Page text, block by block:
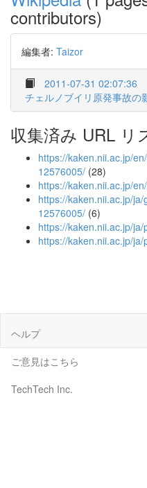
contributors)
編集者: Taizor
2011-07-31 02:07:36
チェルノブイリ原発事故の
収集済み URL リ
https://kaken.nii.ac.jp/
12576005/ (28)
https://kaken.nii.ac.jp/
https://kaken.nii.ac.jp/ja/
12576005/ (6)
https://kaken.nii.ac.jp/
https://kaken.nii.ac.jp/
ヘルプ
ご意見はこちら
TechTech Inc.